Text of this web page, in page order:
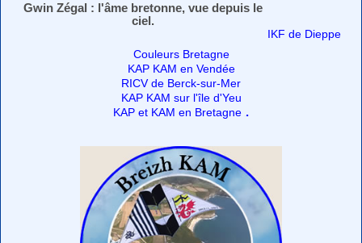
Gwin Zégal : l'âme bretonne, vue depuis le
ciel.
IKF de Dieppe
Couleurs Bretagne
KAP KAM en Vendée
RICV de Berck-sur-Mer
KAP KAM sur l'île d'Yeu
KAP et KAM en Bretagne .